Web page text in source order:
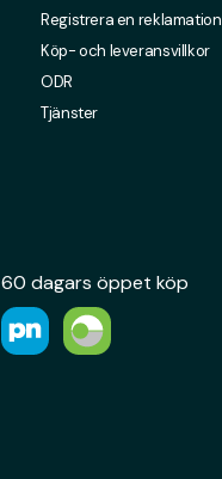
Registrera en reklamation
Köp- och leveransvillkor
ODR
Tjänster
60 dagars öppet köp